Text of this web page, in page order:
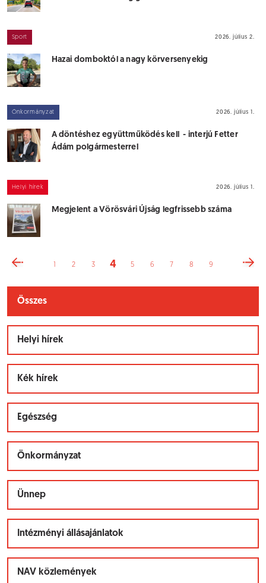
Sport 2026. július 2.
Hazai domboktól a nagy körversenyekig
Önkormányzat 2026. július 1.
A döntéshez együttműködés kell - interjú Fetter
Ádám polgármesterrel
Helyi hírek 2026. július 1.
Megjelent a Vörösvári Újság legfrissebb száma
2 3 4 5 6 7 8 9
Összes
Helyi hírek
Kék hírek
Egészség
Önkormányzat
Ünnep
Intézményi állásajánlatok
NAV közlemények